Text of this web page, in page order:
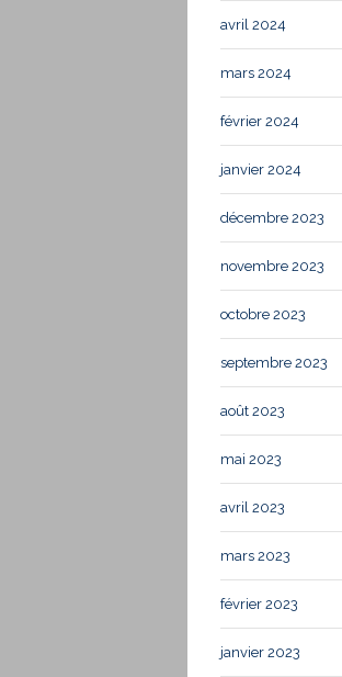
avril 2024
mars 2024
février 2024
janvier 2024
décembre 2023
novembre 2023
octobre 2023
septembre 2023
août 2023
mai 2023
avril 2023
mars 2023
février 2023
janvier 2023